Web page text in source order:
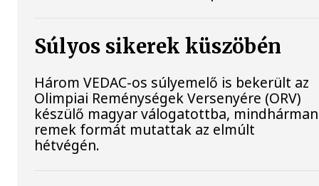
Súlyos sikerek küszöbén
Három VEDAC-os súlyemelő is bekerült az
Olimpiai Reménységek Versenyére (ORV)
készülő magyar válogatottba, mindhárman
remek formát mutattak az elmúlt
hétvégén.